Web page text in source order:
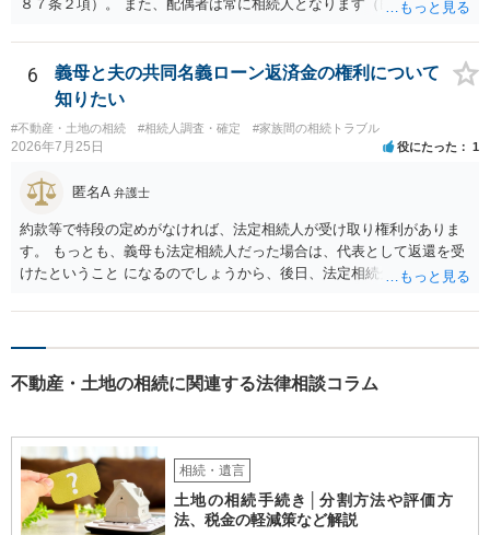
８７条２項）。 また、配偶者は常に相続人となります（民法８９０
も相続権があります。つまり、孫５人に加えて「おじ又はおば」にも
相続権がある可能性があります。
6
義母と夫の共同名義ローン返済金の権利について
知りたい
#不動産・土地の相続 #相続人調査・確定 #家族間の相続トラブル
2026年7月25日 役にたった 1
匿名A 弁護士
約款等で特段の定めがなければ、法定相続人が受け取り権利がありま
す。 もっとも、義母も法定相続人だった場合は、代表として返還を受
けたということ になるのでしょうから、後日、法定相続分に基づいて
不動産・土地の相続に関連する法律相談コラム
相続・遺言
土地の相続手続き│分割方法や評価方
法、税金の軽減策など解説